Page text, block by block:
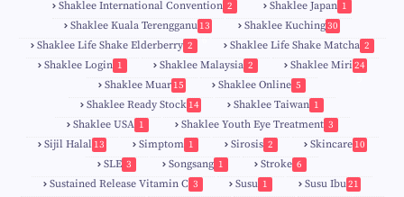
Shaklee International Convention 2 Shaklee Japan 1
Shaklee Kuala Terengganu 13
Shaklee Kuching30
Shaklee Life Shake Elderberry 2 Shaklee Life Shake Matcha 2
Shaklee Login 1 Shaklee Malaysia 2 Shaklee Miri 24
Shaklee Muar 15
8
Shaklee Online 5
Shaklee Ready Stock 14 Shaklee Taiwan 1
Shaklee USA 1 Shaklee Youth Eye Treatment 3
Sijil Halal 13 Simptom 1 Sirosis 2 Skincare 10
SLE 3 Songsang 1 Stroke 6
Sustained Release Vitamin C 3 Susu 1 Susu Ibu21